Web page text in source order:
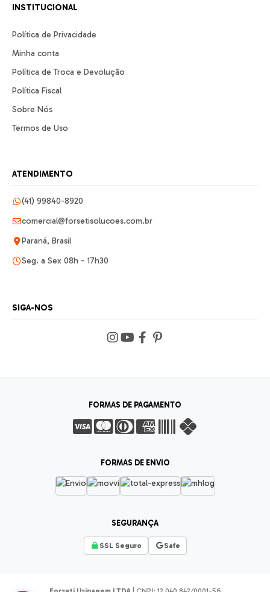
INSTITUCIONAL
Política de Privacidade
Minha conta
Política de Troca e Devolução
Política Fiscal
Sobre Nós
Termos de Uso
ATENDIMENTO
(41) 99840-8920
comercial@forsetisolucoes.com.br
Paraná, Brasil
Seg. a Sex 08h - 17h30
SIGA-NOS
FORMAS DE PAGAMENTO
FORMAS DE ENVIO
SEGURANÇA
SSL Seguro Safe